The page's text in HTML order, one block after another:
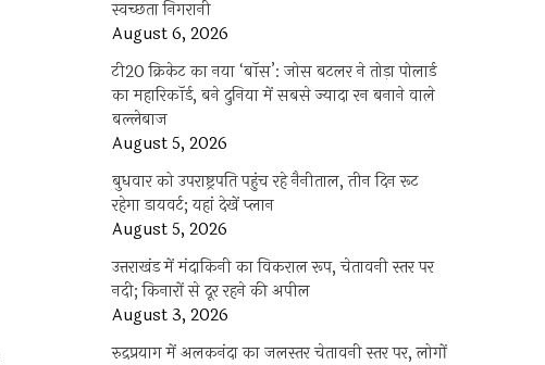
स्वच्छता निगरानी
August 6, 2026
टी20 क्रिकेट का नया ‘बॉस’: जोस बटलर ने तोड़ा पोलार्ड
का महारिकॉर्ड, बने दुनिया में सबसे ज्यादा रन बनाने वाले
बल्लेबाज
August 5, 2026
बुधवार को उपराष्ट्रपति पहुंच रहे नैनीताल, तीन दिन रूट
रहेगा डायवर्ट; यहां देखें प्‍लान
August 5, 2026
उत्तराखंड में मंदाकिनी का विकराल रूप, चेतावनी स्तर पर
नदी; किनारों से दूर रहने की अपील
August 3, 2026
रुद्रप्रयाग में अलकनंदा का जलस्तर चेतावनी स्तर पर, लोगों